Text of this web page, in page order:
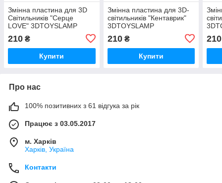
Змінна пластина для 3D
Світильників "Серце
LOVE" 3DTOYSLAMP
210 ₴
Купити
Змінна пластина для 3D-
світильників "Кентаврик"
3DTOYSLAMP
210₴
Купити
210
Про нас
100% позитивних з 61 відгука за рік
Працює з 03.05.2017
м. Харків
Харків, Україна
Контакти